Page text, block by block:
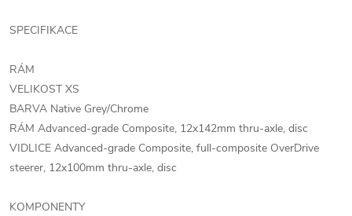
SPECIFIKACE
RÁM
VELIKOST XS
BARVA Native Grey/Chrome
RÁM Advanced-grade Composite, 12x142mm thru-axle, disc
VIDLICE Advanced-grade Composite, full-composite OverDrive
steerer, 12x100mm thru-axle, disc
KOMPONENTY